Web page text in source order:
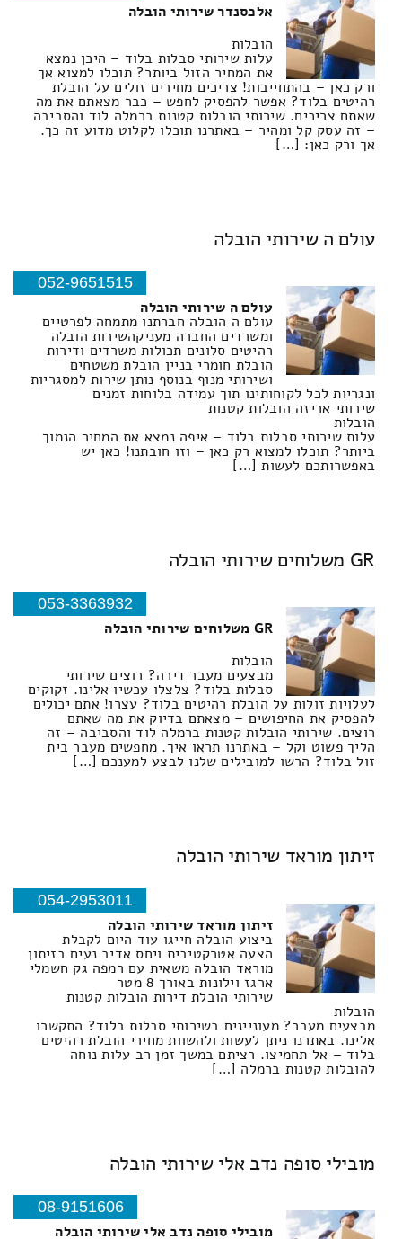
אלכסנדר שירותי הובלה
הובלות
עלות שירותי סבלות בלוד – היכן נמצא
את המחיר הזול ביותר? תוכלו למצוא אך
ורק כאן – בהתחייבות! צריכים מחירים זולים על הובלת
רהיטים בלוד? אפשר להפסיק לחפש – כבר מצאתם את מה
שאתם צריכים. שירותי הובלות קטנות ברמלה לוד והסביבה
– זה עסק קל ומהיר – באתרנו תוכלו לקלוט מדוע זה כך.
אך ורק כאן: […]
עולם ה שירותי הובלה
052-9651515
עולם ה שירותי הובלה
עולם ה הובלה חברתנו מתמחה לפרטיים
ומשרדים החברה מעניקהשירות הובלה
רהיטים סלונים תכולות משרדים ודירות
הובלת חומרי בניין הובלת משטחים
ושירותי מנוף בנוסף נותן שירות למסגריות
ונגריות לכל לקוחותינו תוך עמידה בלוחות זמנים
שירותי אריזה הובלות קטנות
הובלות
עלות שירותי סבלות בלוד – איפה נמצא את המחיר הנמוך
ביותר? תוכלו למצוא רק כאן – וזו חובתנו! כאן יש
באפשרותכם לעשות […]
GR משלוחים שירותי הובלה
053-3363932
GR משלוחים שירותי הובלה
הובלות
מבצעים מעבר דירה? רוצים שירותי
סבלות בלוד? צלצלו עכשיו אלינו. זקוקים
לעלויות זולות על הובלת רהיטים בלוד? עצרו! אתם יכולים
להפסיק את החיפושים – מצאתם בדיוק את מה שאתם
רוצים. שירותי הובלות קטנות ברמלה לוד והסביבה – זה
הליך פשוט וקל – באתרנו תראו איך. מחפשים מעבר בית
זול בלוד? הרשו למובילים שלנו לבצע למענכם […]
זיתון מוראד שירותי הובלה
054-2953011
זיתון מוראד שירותי הובלה
ביצוע הובלה חייגו עוד היום לקבלת
הצעה אטרקטיבית ויחס אדיב נעים בזיתון
מוראד הובלה משאית עם רמפה גק חשמלי
ארגז וילונות באורך 8 מטר
שירותי הובלת דירות הובלות קטנות
הובלות
מבצעים מעבר? מעוניינים בשירותי סבלות בלוד? התקשרו
אלינו. באתרנו ניתן לעשות ולהשוות מחירי הובלת רהיטים
בלוד – אל תחמיצו. רציתם במשך זמן רב עלות נוחה
להובלות קטנות ברמלה […]
מובילי סופה נדב אלי שירותי הובלה
08-9151606
מובילי סופה נדב אלי שירותי הובלה